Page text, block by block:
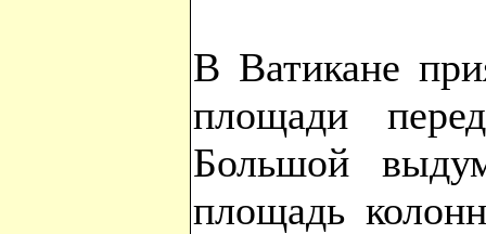
В Ватикане
площади
Большой
площадь